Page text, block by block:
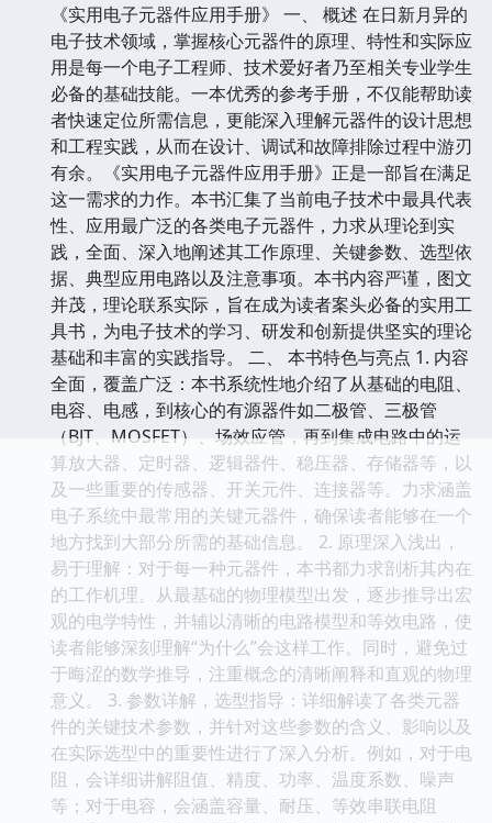
《实用电子元器件应用手册》 一、 概述 在日新月异的
电子技术领域，掌握核心元器件的原理、特性和实际应
用是每一个电子工程师、技术爱好者乃至相关专业学生
必备的基础技能。一本优秀的参考手册，不仅能帮助读
者快速定位所需信息，更能深入理解元器件的设计思想
和工程实践，从而在设计、调试和故障排除过程中游刃
有余。《实用电子元器件应用手册》正是一部旨在满足
这一需求的力作。本书汇集了当前电子技术中最具代表
性、应用最广泛的各类电子元器件，力求从理论到实
践，全面、深入地阐述其工作原理、关键参数、选型依
据、典型应用电路以及注意事项。本书内容严谨，图文
并茂，理论联系实际，旨在成为读者案头必备的实用工
具书，为电子技术的学习、研发和创新提供坚实的理论
基础和丰富的实践指导。 二、 本书特色与亮点 1. 内容
全面，覆盖广泛：本书系统性地介绍了从基础的电阻、
电容、电感，到核心的有源器件如二极管、三极管
（BJT、MOSFET）、场效应管，再到集成电路中的运
算放大器、定时器、逻辑器件、稳压器、存储器等，以
及一些重要的传感器、开关元件、连接器等。力求涵盖
电子系统中最常用的关键元器件，确保读者能够在一个
地方找到大部分所需的基础信息。 2. 原理深入浅出，
易于理解：对于每一种元器件，本书都力求剖析其内在
的工作机理。从最基础的物理模型出发，逐步推导出宏
观的电学特性，并辅以清晰的电路模型和等效电路，使
读者能够深刻理解“为什么”会这样工作。同时，避免过
于晦涩的数学推导，注重概念的清晰阐释和直观的物理
意义。 3. 参数详解，选型指导：详细解读了各类元器
件的关键技术参数，并针对这些参数的含义、影响以及
在实际选型中的重要性进行了深入分析。例如，对于电
阻，会详细讲解阻值、精度、功率、温度系数、噪声
等；对于电容，会涵盖容量、耐压、等效串联电阻